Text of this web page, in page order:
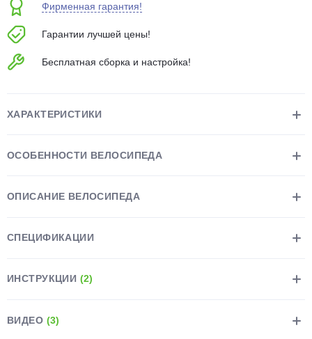
Фирменная гарантия!
Гарантии лучшей цены!
Бесплатная сборка и настройка!
ХАРАКТЕРИСТИКИ
ОСОБЕННОСТИ ВЕЛОСИПЕДА
ОПИСАНИЕ ВЕЛОСИПЕДА
СПЕЦИФИКАЦИИ
ИНСТРУКЦИИ (2)
ВИДЕО (3)
Остались вопросы?